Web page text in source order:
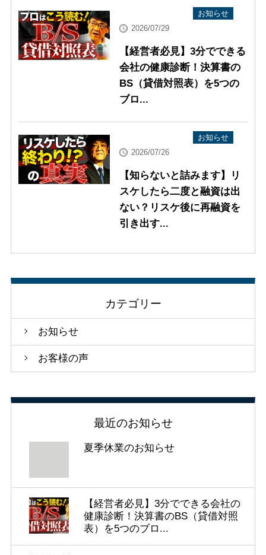
お知らせ
2026/07/29
【経営者必見】3分でできる
会社の健康診断！決算書の
BS（貸借対照表）を5つの
ブロ...
お知らせ
2026/07/26
【知らないと詰みます】リ
スケしたら二度と融資は出
ない？リスケ後に再融資を
引き出す...
カテゴリー
お知らせ
お客様の声
最近のお知らせ
夏季休業のお知らせ
【経営者必見】3分でできる会社の
健康診断！決算書のBS（貸借対照
表）を5つのブロ...